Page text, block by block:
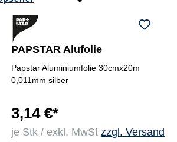
PAPSTAR Alufolie
Papstar Aluminiumfolie 30cmx20m
0,011mm silber
3,14 €*
je Stk / exkl. MwStzzgl. Versand